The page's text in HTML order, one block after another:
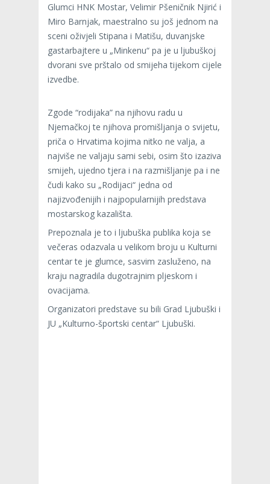
Glumci HNK Mostar, Velimir Pšeničnik Njirić i
Miro Barnjak, maestralno su još jednom na
sceni oživjeli Stipana i Matišu, duvanjske
gastarbajtere u „Minkenu“ pa je u ljubuškoj
dvorani sve prštalo od smijeha tijekom cijele
izvedbe.
Zgode “rodijaka” na njihovu radu u
Njemačkoj te njihova promišljanja o svijetu,
priča o Hrvatima kojima nitko ne valja, a
najviše ne valjaju sami sebi, osim što izaziva
smijeh, ujedno tjera i na razmišljanje pa i ne
čudi kako su „Rodijaci“ jedna od
najizvođenijih i najpopularnijih predstava
mostarskog kazališta.
Prepoznala je to i ljubuška publika koja se
večeras odazvala u velikom broju u Kulturni
centar te je glumce, sasvim zasluženo, na
kraju nagradila dugotrajnim pljeskom i
ovacijama.
Organizatori predstave su bili Grad Ljubuški i
JU „Kulturno-športski centar“ Ljubuški.